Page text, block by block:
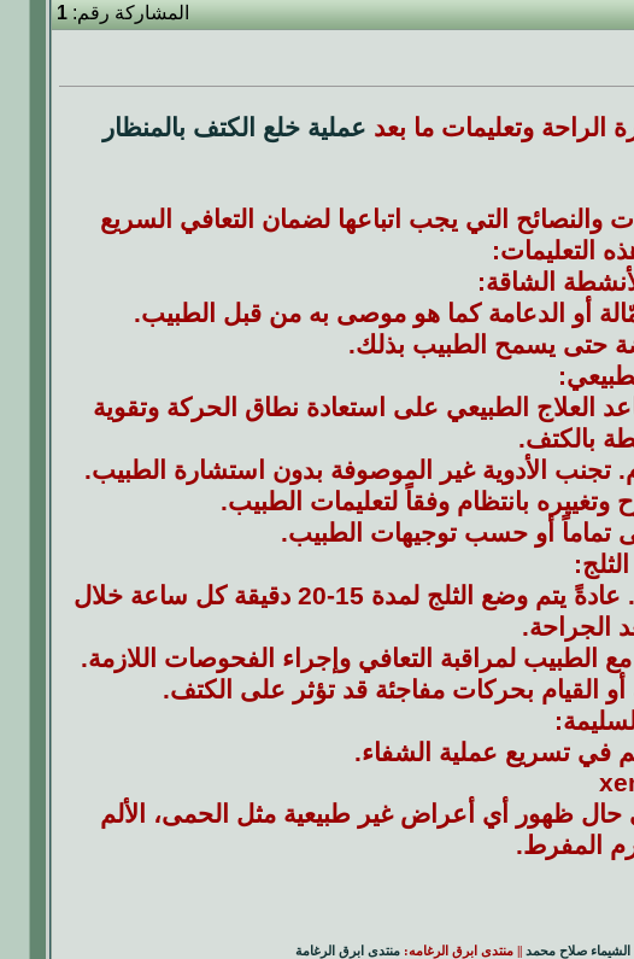
المشاركة رقم:1
الراحة وتعليمات ما بعد عملية خلع الكتف بالمنظار
والنصائح التي يجب اتباعها لضمان التعافي السريع
التعليمات:
أو الدعامة كما هو موصى به من قبل الطبيب.
حتى يسمح الطبيب بذلك.
العلاج الطبيعي على استعادة نطاق الحركة وتقوية
بالكتف.
تماماً أو حسب توجيهات الطبيب.
- استخدام الثلج على المنطقة المصابة لتقليل التورم والألم. عادةً يتم وضع الثلج لمدة 15-20 دقيقة كل ساعة خلال
الجراحة.
في تسريع عملية الشفاء.
حال ظهور أي أعراض غير طبيعية مثل الحمى، الألم
المفرط.
الشيماء صلاح محمد || منتدى ابرق الرغامه: منتدى ابرق الرغامة